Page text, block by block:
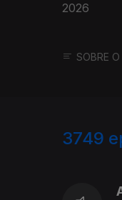
2026
SOBRE
3749